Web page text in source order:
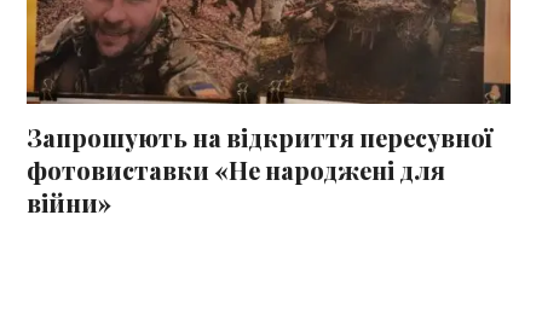
Запрошують на відкриття пересувної
фотовиставки «Не народжені для
війни»